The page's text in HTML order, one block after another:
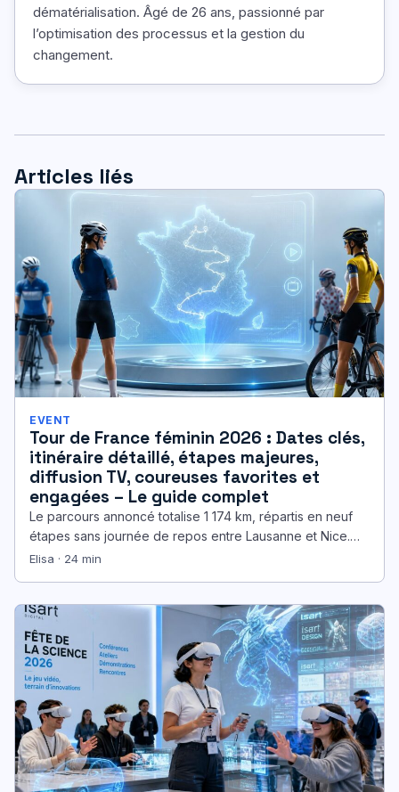
dématérialisation. Âgé de 26 ans, passionné par
l’optimisation des processus et la gestion du
changement.
Articles liés
EVENT
Tour de France féminin 2026 : Dates clés,
itinéraire détaillé, étapes majeures,
diffusion TV, coureuses favorites et
engagées – Le guide complet
Le parcours annoncé totalise 1 174 km, répartis en neuf
étapes sans journée de repos entre Lausanne et Nice.
Le…
Elisa · 24 min